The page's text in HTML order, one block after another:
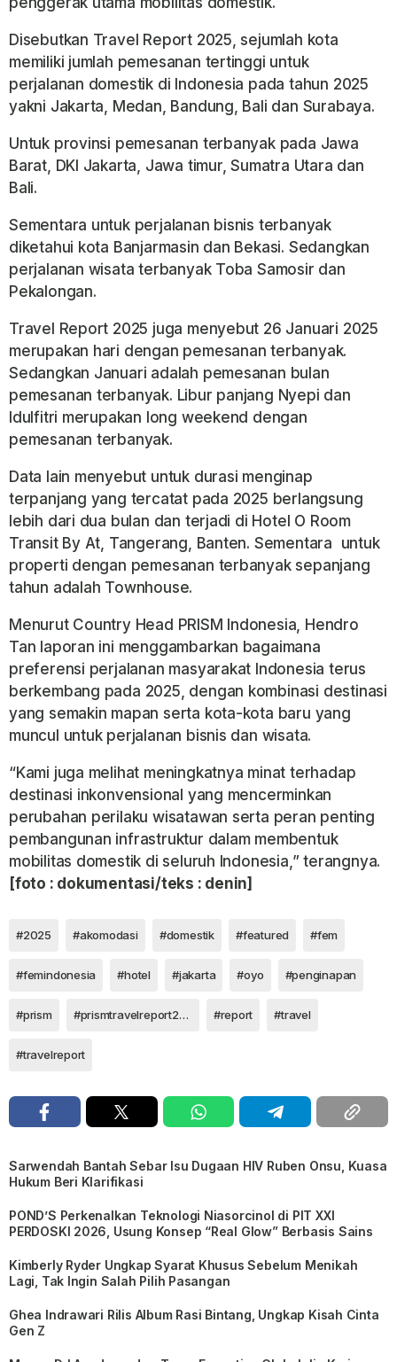
Disebutkan Travel Report 2025, sejumlah kota
memiliki jumlah pemesanan tertinggi untuk
perjalanan domestik di Indonesia pada tahun 2025
yakni Jakarta, Medan, Bandung, Bali dan Surabaya.
Untuk provinsi pemesanan terbanyak pada Jawa
Barat, DKI Jakarta, Jawa timur, Sumatra Utara dan
Bali.
Sementara untuk perjalanan bisnis terbanyak
diketahui kota Banjarmasin dan Bekasi. Sedangkan
perjalanan wisata terbanyak Toba Samosir dan
Pekalongan.
Travel Report 2025 juga menyebut 26 Januari 2025
merupakan hari dengan pemesanan terbanyak.
Sedangkan Januari adalah pemesanan bulan
pemesanan terbanyak. Libur panjang Nyepi dan
Idulfitri merupakan long weekend dengan
pemesanan terbanyak.
Data lain menyebut untuk durasi menginap
terpanjang yang tercatat pada 2025 berlangsung
lebih dari dua bulan dan terjadi di Hotel O Room
Transit By At, Tangerang, Banten. Sementara untuk
properti dengan pemesanan terbanyak sepanjang
tahun adalah Townhouse.
Menurut Country Head PRISM Indonesia, Hendro
Tan laporan ini menggambarkan bagaimana
preferensi perjalanan masyarakat Indonesia terus
berkembang pada 2025, dengan kombinasi destinasi
yang semakin mapan serta kota-kota baru yang
muncul untuk perjalanan bisnis dan wisata.
“Kami juga melihat meningkatnya minat terhadap
destinasi inkonvensional yang mencerminkan
perubahan perilaku wisatawan serta peran penting
pembangunan infrastruktur dalam membentuk
mobilitas domestik di seluruh Indonesia,” terangnya.
[foto : dokumentasi/teks : denin]
#2025 #akomodasi #domestik #featured #fem
#femindonesia #hotel #jakarta #oyo #penginapan
#prism #prismtravelreport2025 #report #travel
#travelreport
Sarwendah Bantah Sebar Isu Dugaan HIV Ruben Onsu, Kuasa
Hukum Beri Klarifikasi
POND’S Perkenalkan Teknologi Niasorcinol di PIT XXI
PERDOSKI 2026, Usung Konsep “Real Glow” Berbasis Sains
Kimberly Ryder Ungkap Syarat Khusus Sebelum Menikah
Lagi, Tak Ingin Salah Pilih Pasangan
Ghea Indrawari Rilis Album Rasi Bintang, Ungkap Kisah Cinta
Gen Z